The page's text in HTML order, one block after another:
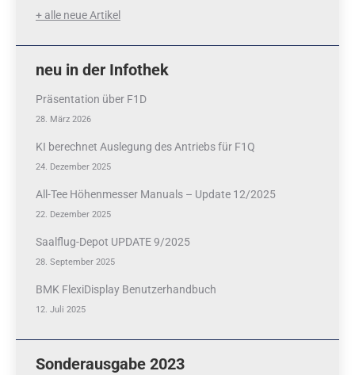
+ alle neue Artikel
neu in der Infothek
Präsentation über F1D
28. März 2026
KI berechnet Auslegung des Antriebs für F1Q
24. Dezember 2025
All-Tee Höhenmesser Manuals – Update 12/2025
22. Dezember 2025
Saalflug-Depot UPDATE 9/2025
28. September 2025
BMK FlexiDisplay Benutzerhandbuch
12. Juli 2025
Sonderausgabe 2023